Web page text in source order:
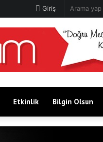
Giriş
Etkinlik Bilgin Olsun